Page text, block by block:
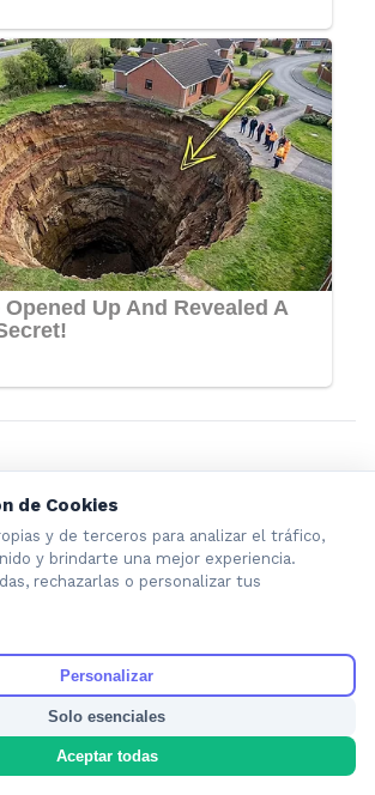
que importa. Noticias de Ensenada, La
y la provincia de Buenos Aires.
de Cookies
y de terceros para analizar el tráfico,
y brindarte una mejor experiencia.
rechazarlas o personalizar tus
Personalizar
Solo esenciales
Aceptar todas